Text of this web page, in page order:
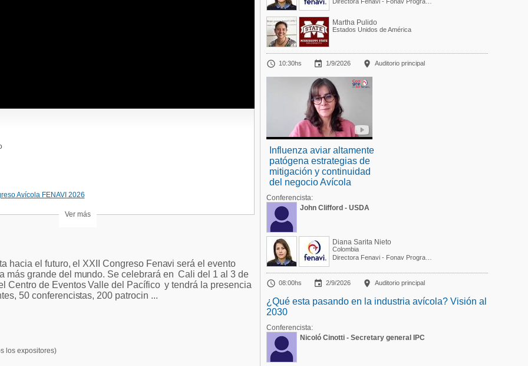
Avícola FENAVI 2026
Ver más
hacia el futuro, el XXII Congreso Fenavi será el evento
más grande del mundo. Se celebrará en Cali del 1 al 3 de
Centro de Eventos Valle del Pacífico y tendrá la presencia
50 conferencistas, 200 patrocin ...
los expositores)
Martha Pulido
Estados Unidos de América
 10:30hs  1/9/2026  Auditorio principal
Influenza aviar altamente
patógena estrategias de
mitigación y continuidad
del negocio Avícola
Conferencista:
John Clifford - USDA
Diana Sarita Nieto
Colombia
Directora Fenavi - Fonav Programa Técnico
 08:00hs  2/9/2026  Auditorio principal
¿Qué esta pasando en la industria avícola? Visión al
2030
Conferencista:
Nicoló Cinotti - Secretary general IPC